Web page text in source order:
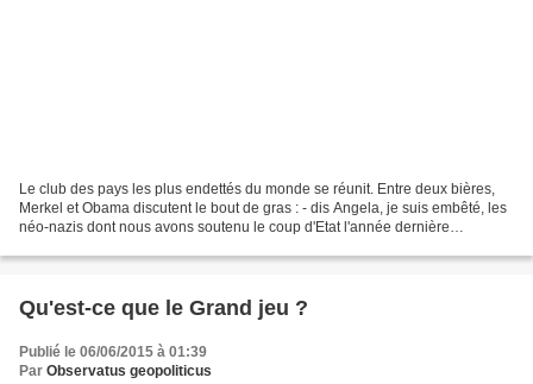
Le club des pays les plus endettés du monde se réunit. Entre deux bières,
Merkel et Obama discutent le bout de gras : - dis Angela, je suis embêté, les
néo-nazis dont nous avons soutenu le coup d'Etat l'année dernière
Qu'est-ce que le Grand jeu ?
Publié le 06/06/2015 à 01:39
Par Observatus geopoliticus